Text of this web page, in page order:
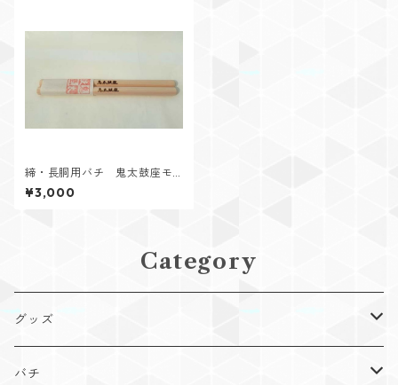
締・長胴用バチ 鬼太鼓座モ
デル
¥3,000
Category
グッズ
Tシャツ
バチ